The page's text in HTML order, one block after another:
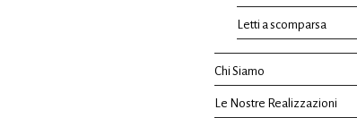
Letti a scomparsa
Chi Siamo
Le Nostre Realizzazioni